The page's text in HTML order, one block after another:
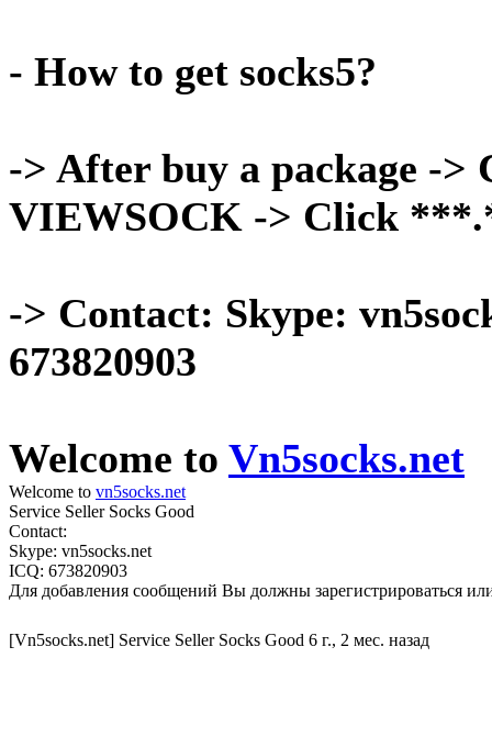
- How to get socks5?
-> After buy a package -
VIEWSOCK -> Click
-> Contact: Skype:
673820903
Welcome to Vn5socks.net
Welcome to vn5socks.net
Service Seller Socks Good
Contact:
Skype: vn5socks.net
ICQ: 673820903
Для добавления сообщений Вы должны зарегистрироваться или
[Vn5socks.net] Service Seller Socks Good 6 г., 2 мес. назад